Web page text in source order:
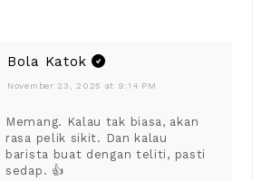
Bola Katok
November 23, 2025 at 9:14 PM
Memang. Kalau tak biasa, akan
rasa pelik sikit. Dan kalau
barista buat dengan teliti, pasti
sedap. 👍